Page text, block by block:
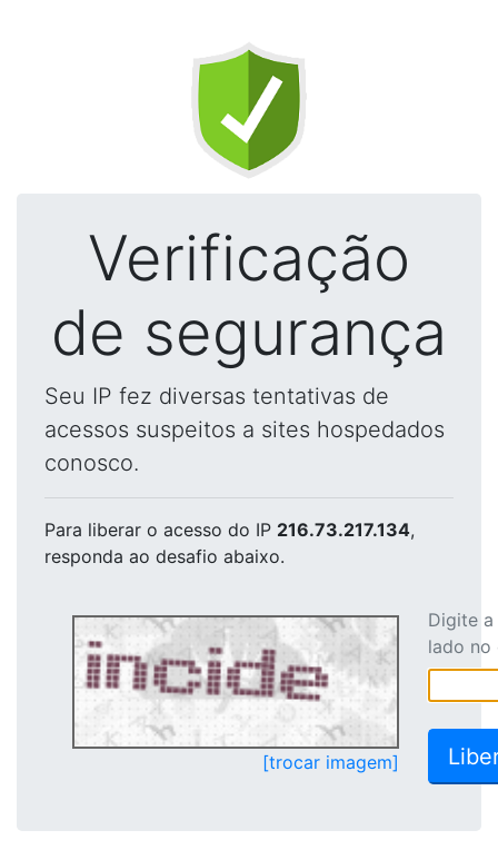
Verificação
de segurança
Seu IP fez diversas tentativas de
acessos suspeitos a sites hospedados
conosco.
Para liberar o acesso do IP 216.73.217.134,
responda ao desafio abaixo.
[trocar imagem]
Digite
lado no